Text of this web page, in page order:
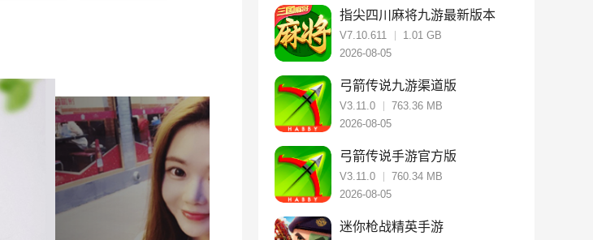
指尖四川麻将九游最新版本
V7.10.611
1.01 GB
2026-08-05
弓箭传说九游渠道版
V3.11.0
763.36 MB
2026-08-05
弓箭传说手游官方版
V3.11.0
760.34 MB
2026-08-05
迷你枪战精英手游